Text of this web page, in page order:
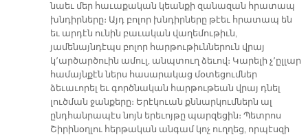
նաեւ մեր հաւաքական կեանքի զանազան հրատապ
խնդիրները։ Այդ բոլոր խնդիրները թէեւ հրատապ են
եւ արդէն ունին բաւական վաղեմութիւն,
յամենայնդէպս բոլոր հարթութիւններուն վրայ
կ՚արծարծուին ամուլ, անպտուղ ձեւով։ Կարելի չ՚ըլլար
համայնքէն ներս հասարակաց մօտեցումներ
ձեւաւորել եւ գործնական հարթութեան վրայ դնել
լուծման ջանքերը։ Երէկուան քննարկումներն ալ
ընդհանրապէս նոյն երեւոյթը պարզեցին։ Պետրոս
Շիրինօղլու հերթական անգամ կոչ ուղղեց, որպէսզի